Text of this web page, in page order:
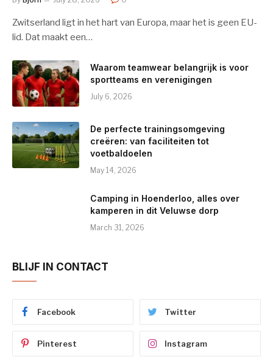
Zwitserland ligt in het hart van Europa, maar het is geen EU-
lid. Dat maakt een…
Waarom teamwear belangrijk is voor
sportteams en verenigingen
July 6, 2026
De perfecte trainingsomgeving
creëren: van faciliteiten tot
voetbaldoelen
May 14, 2026
Camping in Hoenderloo, alles over
kamperen in dit Veluwse dorp
March 31, 2026
BLIJF IN CONTACT
Facebook Twitter
Pinterest Instagram